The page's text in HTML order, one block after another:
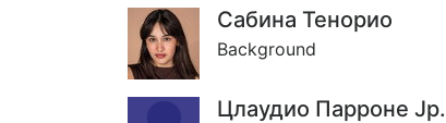
Сабина Тенорио
Background
Цлаудио Парроне Jр.